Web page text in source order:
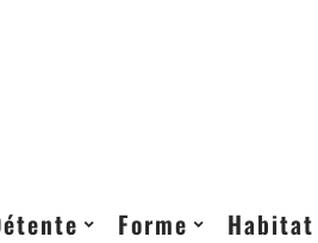
Forme Habitat